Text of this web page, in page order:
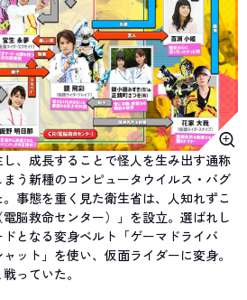
、成長することで怪人を生み出す通称
まう新種のコンピュータウイルス・バグ
事態を重く見た衛生省は、人知れずこ
脳救命センター）」を設立。選ばれし
となる変身ベルト「ゲーマドライバ
ット」を使い、仮面ライダーに変身。
っていた。